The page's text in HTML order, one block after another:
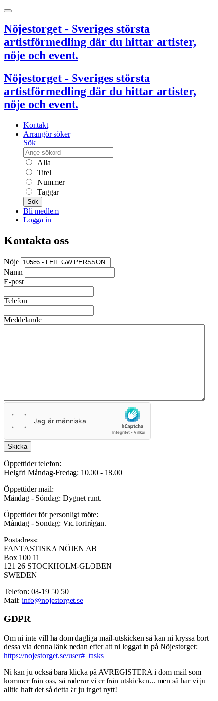
Nöjestorget - Sveriges största
artistförmedling där du hittar artister,
nöje och event.
Nöjestorget - Sveriges största
artistförmedling där du hittar artister,
nöje och event.
Kontakt
Arrangör söker
Sök
Alla
Titel
Nummer
Taggar
Sök
Bli medlem
Logga in
Kontakta oss
Nöje
Namn
E-post
Telefon
Meddelande
Skicka
Öppettider telefon:
Helgfri Måndag-Fredag: 10.00 - 18.00
Öppettider mail:
Måndag - Söndag: Dygnet runt.
Öppettider för personligt möte:
Måndag - Söndag: Vid förfrågan.
Postadress:
FANTASTISKA NÖJEN AB
Box 100 11
121 26 STOCKHOLM-GLOBEN
SWEDEN
Telefon: 08-19 50 50
Mail: info@nojestorget.se
GDPR
Om ni inte vill ha dom dagliga mail-utskicken så kan ni kryssa bort
dessa via denna länk nedan efter att ni loggat in på Nöjestorget:
https://nojestorget.se/user#_tasks
Ni kan ju också bara klicka på AVREGISTERA i dom mail som
kommer från oss, så raderar vi er från utskicken... men så har vi ju
alltid haft det så detta är ju inget nytt!